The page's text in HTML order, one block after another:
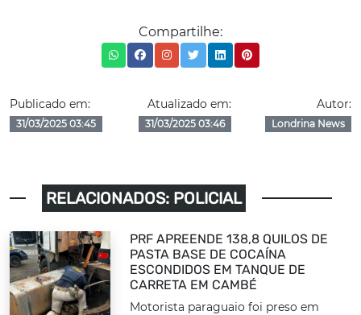
Compartilhe:
Publicado em:
31/03/2025 03:45
Atualizado em:
31/03/2025 03:46
Autor:
Londrina News
RELACIONADOS: POLICIAL
PRF APREENDE 138,8 QUILOS DE
PASTA BASE DE COCAÍNA
ESCONDIDOS EM TANQUE DE
CARRETA EM CAMBÉ
Motorista paraguaio foi preso em